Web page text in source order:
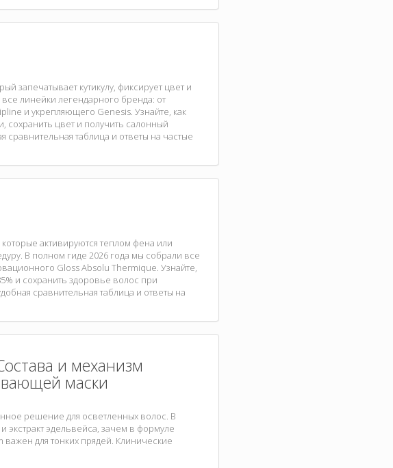
запечатывает кутикулу, фиксирует цвет и
линейки легендарного бренда: от
и укрепляющего Genesis. Узнайте, как
цвет и получить салонный
сравнительная таблица и ответы на частые
активируются теплом фена или
В полном гиде 2026 года мы собрали все
Gloss Absolu Thermique. Узнайте,
и сохранить здоровье волос при
сравнительная таблица и ответы на
и механизм
маски
решение для осветленных волос. В
экстракт эдельвейса, зачем в формуле
для тонких прядей. Клинические